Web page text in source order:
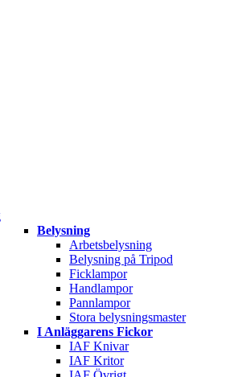
Belysning
Arbetsbelysning
Belysning på Tripod
Ficklampor
Handlampor
Pannlampor
Stora belysningsmaster
I Anläggarens Fickor
IAF Knivar
IAF Kritor